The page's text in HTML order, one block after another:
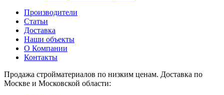
Производители
Статьи
Доставка
Наши объекты
О Компании
Контакты
Продажа стройматериалов по низким ценам. Доставка по
Москве и Московской области: